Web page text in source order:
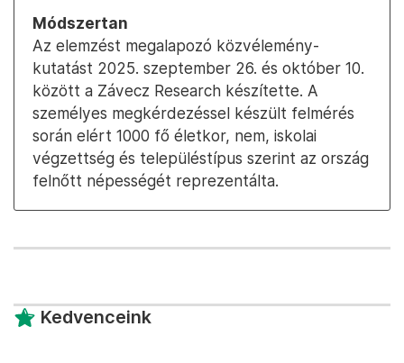
Módszertan
Az elemzést megalapozó közvélemény-
kutatást 2025. szeptember 26. és október 10.
között a Závecz Research készítette. A
személyes megkérdezéssel készült felmérés
során elért 1000 fő életkor, nem, iskolai
végzettség és településtípus szerint az ország
felnőtt népességét reprezentálta.
Kedvenceink